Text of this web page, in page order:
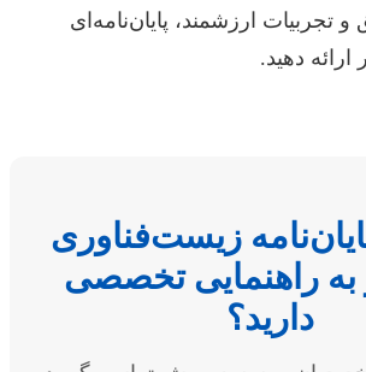
تجربیات ارزشمند، پایان‌نامه‌ای
ارائه دهید.
پایان‌نامه زیست‌فناوری
به راهنمایی تخصصی
دارید؟